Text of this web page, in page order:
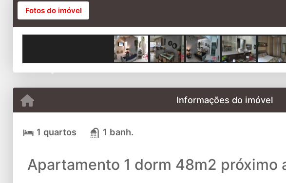
Fotos do imóvel
Previous
Informações do imóvel
1 quartos 1 banh.
Apartamento 1 dorm 48m2 próximo